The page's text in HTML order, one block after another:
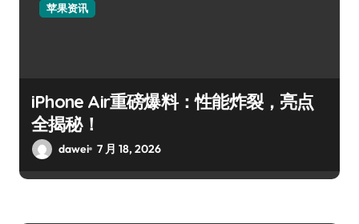
苹果资讯
iPhone Air重磅爆料：性能炸裂，亮点
全揭秘！
dawei 7 月 18, 2026